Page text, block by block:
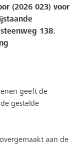
(2026 023) voor
138.
geeft de
gestelde
aan de